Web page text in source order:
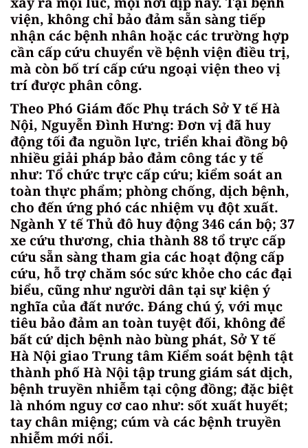
viện, không chỉ bảo đảm sẵn sàng tiếp
nhận các bệnh nhân hoặc các trường hợp
cần cấp cứu chuyển về bệnh viện điều trị,
mà còn bố trí cấp cứu ngoại viện theo vị
trí được phân công.
Theo Phó Giám đốc Phụ trách Sở Y tế Hà
Nội, Nguyễn Đình Hưng: Đơn vị đã huy
động tối đa nguồn lực, triển khai đồng bộ
nhiều giải pháp bảo đảm công tác y tế
như: Tổ chức trực cấp cứu; kiểm soát an
toàn thực phẩm; phòng chống, dịch bệnh,
cho đến ứng phó các nhiệm vụ đột xuất.
Ngành Y tế Thủ đô huy động 346 cán bộ; 37
xe cứu thương, chia thành 88 tổ trực cấp
cứu sẵn sàng tham gia các hoạt động cấp
cứu, hỗ trợ chăm sóc sức khỏe cho các đại
biểu, cũng như người dân tại sự kiện ý
nghĩa của đất nước. Đáng chú ý, với mục
tiêu bảo đảm an toàn tuyệt đối, không để
bất cứ dịch bệnh nào bùng phát, Sở Y tế
Hà Nội giao Trung tâm Kiểm soát bệnh tật
thành phố Hà Nội tập trung giám sát dịch,
bệnh truyền nhiễm tại cộng đồng; đặc biệt
là nhóm nguy cơ cao như: sốt xuất huyết;
tay chân miệng; cúm và các bệnh truyền
nhiễm mới nổi.